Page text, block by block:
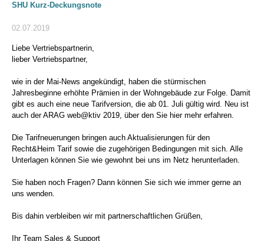
SHU Kurz-Deckungsnote
02.07.2019
Liebe Vertriebspartnerin,
lieber Vertriebspartner,
wie in der Mai-News angekündigt, haben die stürmischen
Jahresbeginne erhöhte Prämien in der Wohngebäude zur Folge. Damit
gibt es auch eine neue Tarifversion, die ab 01. Juli gültig wird. Neu ist
auch der ARAG web@ktiv 2019, über den Sie hier mehr erfahren.
Die Tarifneuerungen bringen auch Aktualisierungen für den
Recht&Heim Tarif sowie die zugehörigen Bedingungen mit sich. Alle
Unterlagen können Sie wie gewohnt bei uns im Netz herunterladen.
Sie haben noch Fragen? Dann können Sie sich wie immer gerne an
uns wenden.
Bis dahin verbleiben wir mit partnerschaftlichen Grüßen,
Ihr Team Sales & Support